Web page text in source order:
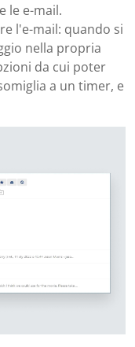
le e-mail.
l'e-mail: quando si
nella propria
da cui poter
a un timer, e